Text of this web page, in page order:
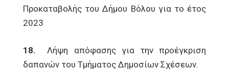
Προκαταβολής του Δήμου Βόλου για το έτος
2023
18.Λήψη απόφασης για την προέγκριση
δαπανών του Τμήματος Δημοσίων Σχέσεων.